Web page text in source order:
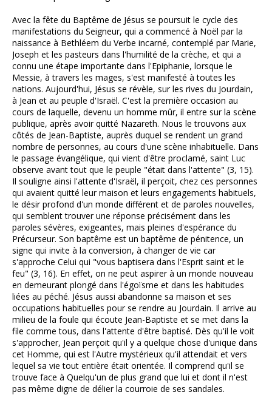
Avec la fête du Baptême de Jésus se poursuit le cycle des
manifestations du Seigneur, qui a commencé à Noël par la
naissance à Bethléem du Verbe incarné, contemplé par Marie,
Joseph et les pasteurs dans l'humilité de la crèche, et qui a
connu une étape importante dans l'Epiphanie, lorsque le
Messie, à travers les mages, s'est manifesté à toutes les
nations. Aujourd'hui, Jésus se révèle, sur les rives du Jourdain,
à Jean et au peuple d'Israël. C'est la première occasion au
cours de laquelle, devenu un homme mûr, il entre sur la scène
publique, après avoir quitté Nazareth. Nous le trouvons aux
côtés de Jean-Baptiste, auprès duquel se rendent un grand
nombre de personnes, au cours d'une scène inhabituelle. Dans
le passage évangélique, qui vient d'être proclamé, saint Luc
observe avant tout que le peuple "était dans l'attente" (3, 15).
Il souligne ainsi l'attente d'Israël, il perçoit, chez ces personnes
qui avaient quitté leur maison et leurs engagements habituels,
le désir profond d'un monde différent et de paroles nouvelles,
qui semblent trouver une réponse précisément dans les
paroles sévères, exigeantes, mais pleines d'espérance du
Précurseur. Son baptême est un baptême de pénitence, un
signe qui invite à la conversion, à changer de vie car
s'approche Celui qui "vous baptisera dans l'Esprit saint et le
feu" (3, 16). En effet, on ne peut aspirer à un monde nouveau
en demeurant plongé dans l'égoïsme et dans les habitudes
liées au péché. Jésus aussi abandonne sa maison et ses
occupations habituelles pour se rendre au Jourdain. Il arrive au
milieu de la foule qui écoute Jean-Baptiste et se met dans la
file comme tous, dans l'attente d'être baptisé. Dès qu'il le voit
s'approcher, Jean perçoit qu'il y a quelque chose d'unique dans
cet Homme, qui est l'Autre mystérieux qu'il attendait et vers
lequel sa vie tout entière était orientée. Il comprend qu'il se
trouve face à Quelqu'un de plus grand que lui et dont il n'est
pas même digne de délier la courroie de ses sandales.